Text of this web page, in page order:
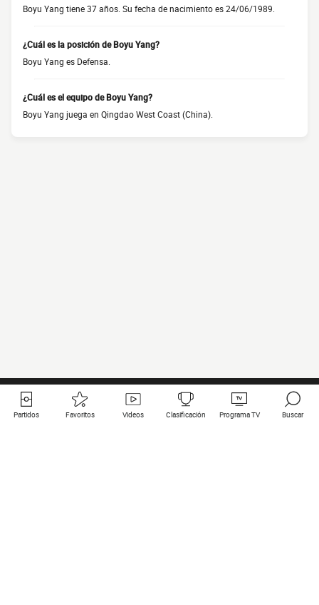
Boyu Yang tiene 37 años. Su fecha de nacimiento es 24/06/1989.
¿Cuál es la posición de Boyu Yang?
Boyu Yang es Defensa.
¿Cuál es el equipo de Boyu Yang?
Boyu Yang juega en Qingdao West Coast (China).
Partidos Favoritos Videos Clasificación Programa TV Buscar